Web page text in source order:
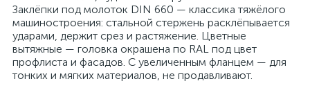
Заклёпки под молоток DIN 660 — классика тяжёлого
машиностроения: стальной стержень расклёпывается
ударами, держит срез и растяжение. Цветные
вытяжные — головка окрашена по RAL под цвет
профлиста и фасадов. С увеличенным фланцем — для
тонких и мягких материалов, не продавливают.